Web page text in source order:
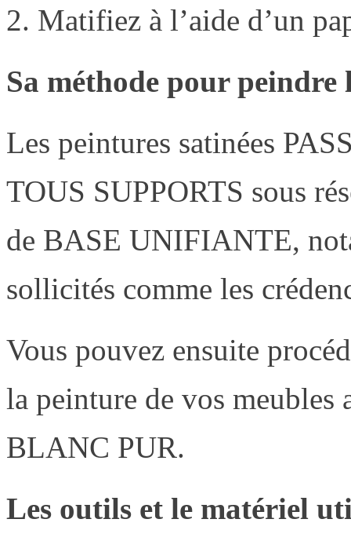
2. Matifiez à l’aide d’un
Sa méthode pour peindre
Les peintures satinées
TOUS SUPPORTS sous
de BASE UNIFIANTE,
sollicités comme les
Vous pouvez ensuite
la peinture de vos
BLANC PUR.
Les outils et le matériel